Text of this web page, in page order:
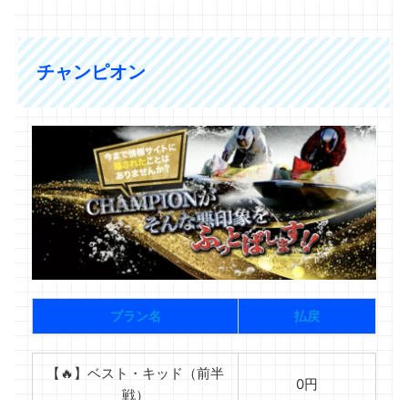
チャンピオン
プラン名 払戻
【🔥】ベスト・キッド（前半
戦）
0円